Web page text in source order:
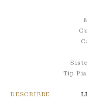
Tip
DESCRIERE